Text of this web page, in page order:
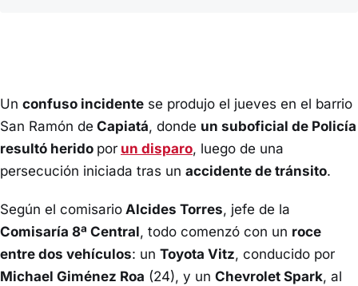
Un confuso incidente se produjo el jueves en el barrio
San Ramón de Capiatá, donde un suboficial de Policía
resultó herido por un disparo, luego de una
persecución iniciada tras un accidente de tránsito.
Según el comisario Alcides Torres, jefe de la
Comisaría 8ª Central, todo comenzó con un roce
entre dos vehículos: un Toyota Vitz, conducido por
Michael Giménez Roa (24), y un Chevrolet Spark, al